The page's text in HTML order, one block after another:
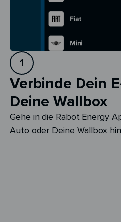
1
Verbinde Dein
Deine Wallbox
Gehe in die Rabot Energy
Auto oder Deine Wallbox